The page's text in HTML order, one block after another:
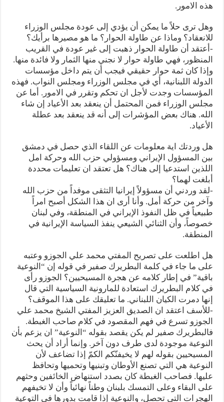
هذه الامور.
وهل ترى حلاً ما يمكن أن يؤدي إلى عودة مجلس الوزراء
للانعقاد؟ وماذا عن طاولة الحوار؟ ما هو مصيرها برأيك؟
-أعتقد أن طاولة الحوار ذهبت إلى غير عودة في القريب
المنظور، فهي طاولة حوار لا نجني منها الثمار ولا فائدة منها.
وإذا كان ثمة حوار حقيقي فيجب أن يتم داخل مؤسسات
الدولة اللبنانية، أي في مجلس الوزراء ومجلس النواب. فهذه
المؤسسات وجدت لأجل ان تحكم وتقرر في الامور. أما عن
مجلس الوزراء فمن المحتمل أن ينعقد بعد الأعياد إن شاء
الله. هناك بعض المؤشرات إلى أنه قد ينعقد بعد عطلة
الأعياد.
هل وردتك اية معلومات عن اللقاء الذي حصل في دمشق
بين المسؤول الإيراني ومسؤولي حزب الله وحركة امل
اللذين استدعيا إلى هناك؟ هل تعتقد ان تعليمات محددة
أبلغت لهما؟
-لقد وردني أن مسؤولاً إيرانيا التثقى موفداً من حزب الله
وآخر من حركة أمل. وأنا أرى ان هذا الشكل أصبح امراً
طبيعياً في ظل النفوذ الإيراني في المنطقة، وفي لبنان
خصوصاً، وأن الثنائي الشيعي ينفذ السياسة الإيرانية في
المنطقة.
هل اطلعت على تصريح المفتي محمد علي الجوزو وعتبه
على ما جاء في كلمة البطريرك صفير في قوله إن “النوعية
باقية” في إطار كلامه عن هجرة المسيحيين؟ الجوزو رأى
في كلام البطريرك استعادة للمارونية السياسية التي قال
إنها دمرت الكيان اللبناني. ما تعليقك على هذا الموقف؟
-للأسف اعتقد ان الصديق العزيز المفتي الشيخ محمد علي
الجوزو تسرع في فهم المقصود في كلام صاحب الغبطة.
فالبطريرك صفير لم يكن يقصد بقوله “النوعية” ان يزعم بأن
النوعية موجودة لدى طرف دون آخر. وإنما أراد أن يحث
المسيحيين بقوله لهم لا يخيفنّكم الكمّ إذا تضاعف لأن
النوعية هي التي تصنع الأوطان وتبنيها وتحميها وتحافظ
عليها. فصاحب الغبطة كان بصدد استنهاض الخائفين وحثهم
على البقاء وعلى التمسك بلبنان وطناً نهائياً وأن لا تخيفهم
الهجرات التي تحصل، والنوعية إذا قامت بدورها في التوعية